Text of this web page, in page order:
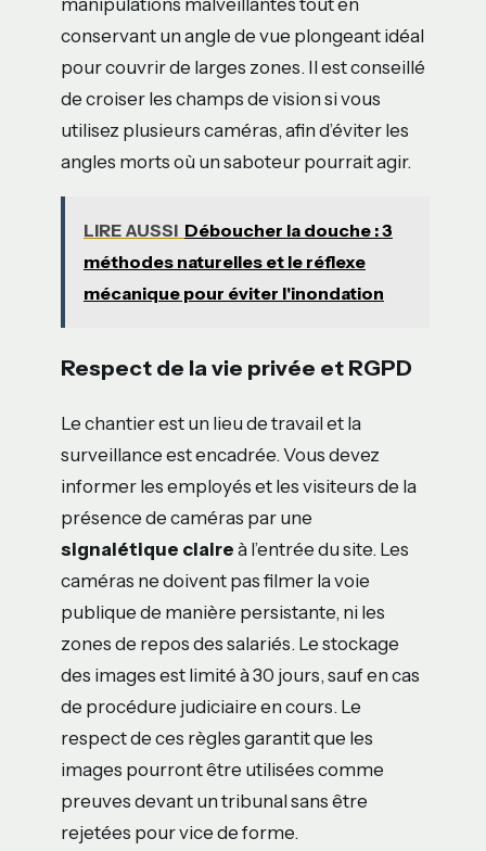
conservant un angle de vue plongeant idéal
pour couvrir de larges zones. Il est conseillé
de croiser les champs de vision si vous
utilisez plusieurs caméras, afin d’éviter les
angles morts où un saboteur pourrait agir.
LIRE AUSSI Déboucher la douche : 3
méthodes naturelles et le réflexe
mécanique pour éviter l'inondation
Respect de la vie privée et RGPD
Le chantier est un lieu de travail et la
surveillance est encadrée. Vous devez
informer les employés et les visiteurs de la
présence de caméras par une
signalétique claire à l’entrée du site. Les
caméras ne doivent pas filmer la voie
publique de manière persistante, ni les
zones de repos des salariés. Le stockage
des images est limité à 30 jours, sauf en cas
de procédure judiciaire en cours. Le
respect de ces règles garantit que les
images pourront être utilisées comme
preuves devant un tribunal sans être
rejetées pour vice de forme.